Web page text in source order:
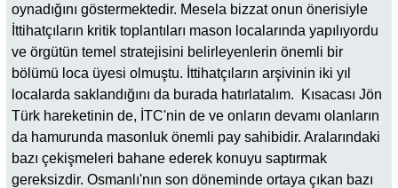
oynadığını göstermektedir. Mesela bizzat onun önerisiyle
İttihatçıların kritik toplantıları mason localarında yapılıyordu
ve örgütün temel stratejisini belirleyenlerin önemli bir
bölümü loca üyesi olmuştu. İttihatçıların arşivinin iki yıl
localarda saklandığını da burada hatırlatalım. Kısacası Jön
Türk hareketinin de, İTC'nin de ve onların devamı olanların
da hamurunda masonluk önemli pay sahibidir. Aralarındaki
bazı çekişmeleri bahane ederek konuyu saptırmak
gereksizdir. Osmanlı'nın son döneminde ortaya çıkan bazı